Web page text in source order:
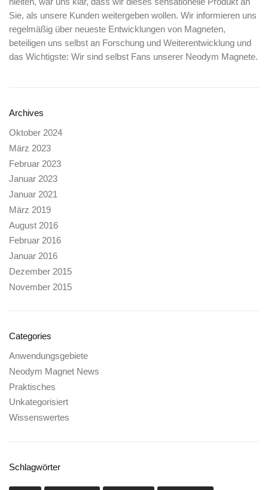
Sie, als unsere Kunden weitergeben wollen. Wir informieren uns
regelmäßig über neueste Entwicklungen von Magneten,
beteiligen uns selbst an Forschung und Weiterentwicklung und
das Wichtigste: Wir sind selbst Fans unserer Neodym Magnete.
Archives
Oktober 2024
März 2023
Februar 2023
Januar 2023
Januar 2021
März 2019
August 2016
Februar 2016
Januar 2016
Dezember 2015
November 2015
Categories
Anwendungsgebiete
Neodym Magnet News
Praktisches
Unkategorisiert
Wissenswertes
Schlagwörter